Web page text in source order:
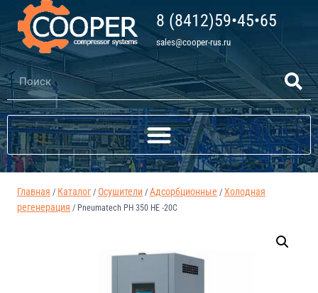
8 (8412)59•45•65
sales@cooper-rus.ru
Главная / Каталог / Осушители / Адсорбционные / Холодная
регенерация / Pneumatech PH 350 HE -20C